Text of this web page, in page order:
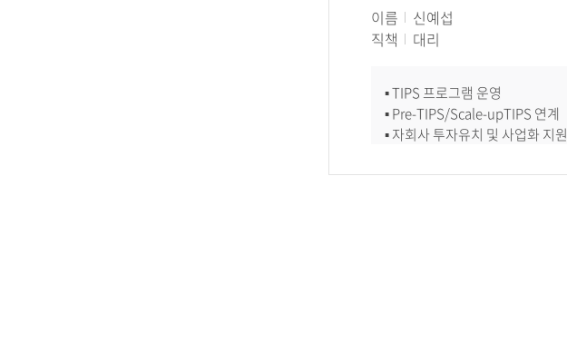
이름
신예섭
직책
대리
▪ TIPS 프로그램 운영
▪ Pre-TIPS/Scale-upTIPS 연계
▪ 자회사 투자유치 및 사업화 지원